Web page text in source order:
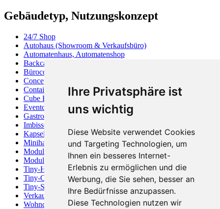
Ihre Privatsphäre ist
uns wichtig
Diese Website verwendet Cookies
und Targeting Technologien, um
Ihnen ein besseres Internet-
Erlebnis zu ermöglichen und die
Werbung, die Sie sehen, besser an
Ihre Bedürfnisse anzupassen.
Diese Technologien nutzen wir
Gebäudetyp, Nutzungskonzept
24/7 Shop
Autohaus (Showroom & Verkaufsbüro)
Automatenhaus, Automatenshop
Backcafé
Bürocontainer
Concept Store
Containerhaus
Cube Haus
Eventcontainer
Gastronomiecontainer
Imbisscontainer
Kapselhaus
Minihaus
Modulbau
Modulhaus
Tiny-Haus
Tiny-Office
Tiny-Store
Verkaufscontainer
Wohncontainer